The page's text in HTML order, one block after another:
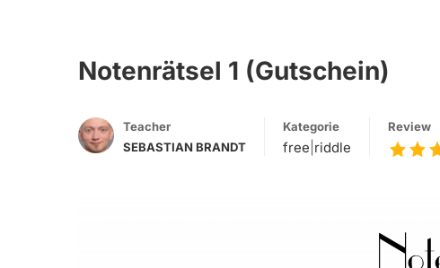
Notenrätsel 1 (Gutschein)
Teacher
SEBASTIAN BRANDT
Kategorie
free riddle
Review